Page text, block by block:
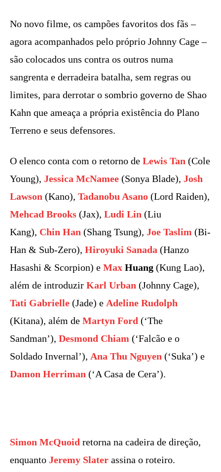
No novo filme, os campões favoritos dos fãs –
agora acompanhados pelo próprio Johnny Cage –
são colocados uns contra os outros numa
sangrenta e derradeira batalha, sem regras ou
limites, para derrotar o sombrio governo de Shao
Kahn que ameaça a própria existência do Plano
Terreno e seus defensores.
O elenco conta com o retorno de Lewis Tan (Cole
Young), Jessica McNamee (Sonya Blade), Josh
Lawson (Kano), Tadanobu Asano (Lord Raiden),
Mehcad Brooks (Jax), Ludi Lin (Liu
Kang), Chin Han (Shang Tsung), Joe Taslim (Bi-
Han & Sub-Zero), Hiroyuki Sanada (Hanzo
Hasashi & Scorpion) e Max Huang (Kung Lao),
além de introduzir Karl Urban (Johnny Cage),
Tati Gabrielle (Jade) e Adeline Rudolph
(Kitana), além de Martyn Ford (‘The
Sandman’), Desmond Chiam (‘Falcão e o
Soldado Invernal’), Ana Thu Nguyen (‘Suka’) e
Damon Herriman (‘A Casa de Cera’).
Simon McQuoid retorna na cadeira de direção,
enquanto Jeremy Slater assina o roteiro.